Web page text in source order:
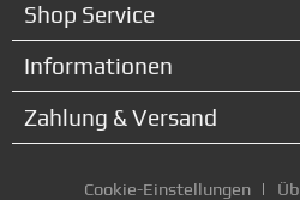
Shop Service
Informationen
Zahlung & Versand
Cookie-Einstellungen